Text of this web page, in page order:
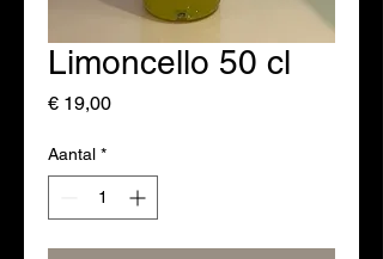
Limoncello 50 cl
€ 19,00Prijs
Aantal *